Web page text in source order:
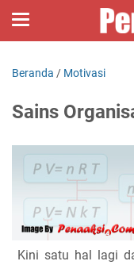
Beranda / Motivasi
Sains
Kini satu hal lagi